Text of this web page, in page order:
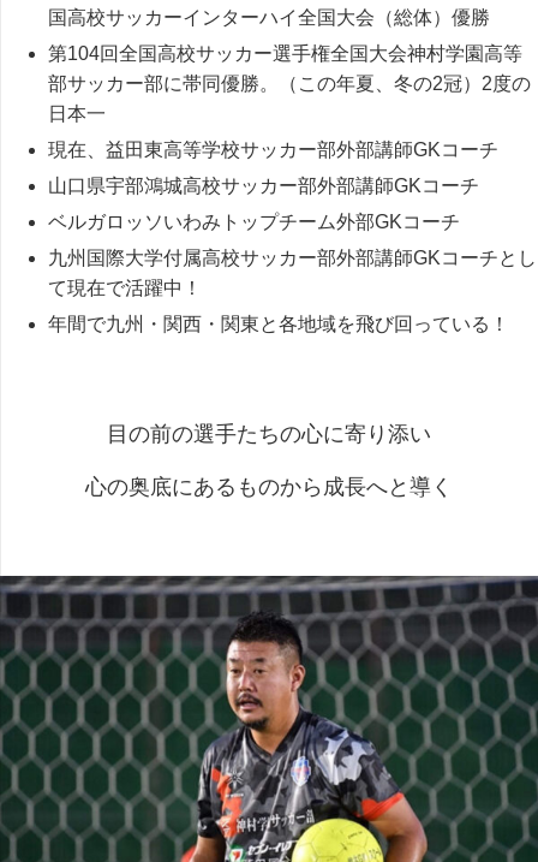
国高校サッカーインターハイ全国大会（総体）優勝
第104回全国高校サッカー選手権全国大会神村学園高等
部サッカー部に帯同優勝。（この年夏、冬の2冠）2度の
日本一
現在、益田東高等学校サッカー部外部講師GKコーチ
山口県宇部鴻城高校サッカー部外部講師GKコーチ
ベルガロッソいわみトップチーム外部GKコーチ
九州国際大学付属高校サッカー部外部講師GKコーチとし
て現在で活躍中！
年間で九州・関西・関東と各地域を飛び回っている！
目の前の選手たちの心に寄り添い
心の奥底にあるものから成長へと導く